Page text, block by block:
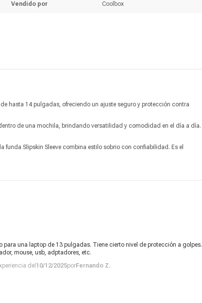
Vendido por Coolbox
hasta 14 pulgadas, ofreciendo un ajuste seguro y protección contra
de una mochila, brindando versatilidad y comodidad en el día a día.
funda Slipskin Sleeve combina estilo sobrio con confiabilidad. Es el
para una laptop de 13 pulgadas. Tiene cierto nivel de protección a golpes.
mouse, usb, adptadores, etc.
del 10/12/2025porFernando Z.